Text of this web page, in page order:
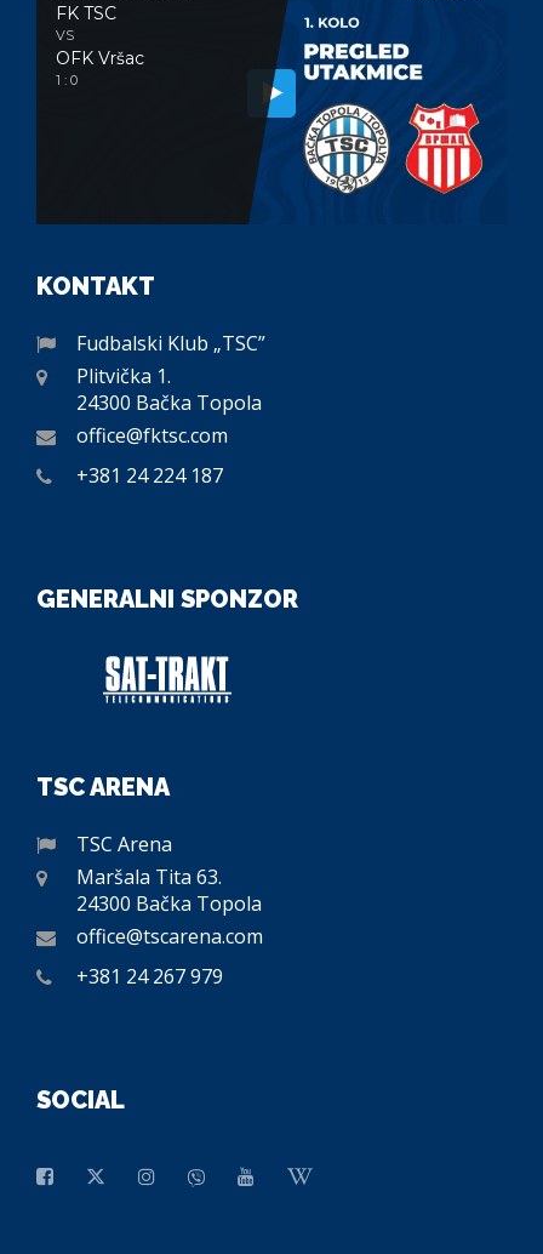
FK TSC
VS
OFK Vršac
1 : 0
KONTAKT
Fudbalski Klub „TSC”
Plitvička 1.
24300 Bačka Topola
office@fktsc.com
+381 24 224 187
GENERALNI SPONZOR
TSC ARENA
TSC Arena
Maršala Tita 63.
24300 Bačka Topola
office@tscarena.com
+381 24 267 979
SOCIAL